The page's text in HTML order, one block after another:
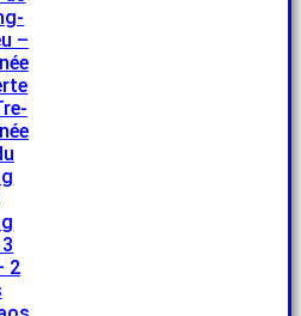
–
2